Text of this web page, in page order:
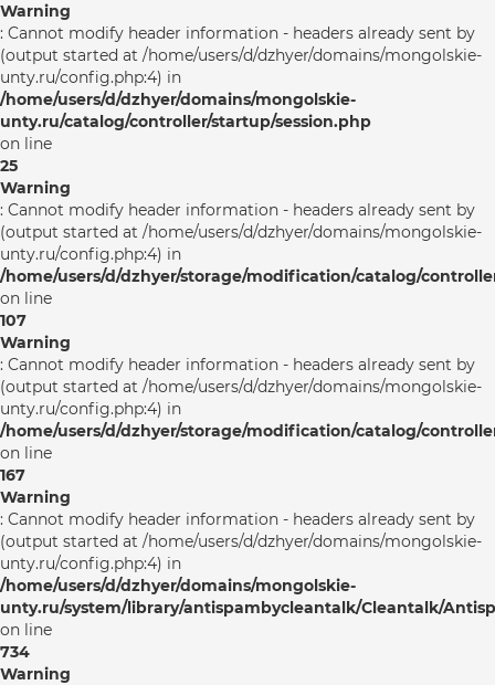
Warning
: Cannot modify header information - headers already sent by
(output started at /home/users/d/dzhyer/domains/mongolskie-
unty.ru/config.php:4) in
/home/users/d/dzhyer/domains/mongolskie-
unty.ru/catalog/controller/startup/session.php
on line
25
Warning
: Cannot modify header information - headers already sent by
(output started at /home/users/d/dzhyer/domains/mongolskie-
unty.ru/config.php:4) in
/home/users/d/dzhyer/storage/modification/catalog/
on line
107
Warning
: Cannot modify header information - headers already sent by
(output started at /home/users/d/dzhyer/domains/mongolskie-
unty.ru/config.php:4) in
/home/users/d/dzhyer/storage/modification/catalog/
on line
167
Warning
: Cannot modify header information - headers already sent by
(output started at /home/users/d/dzhyer/domains/mongolskie-
unty.ru/config.php:4) in
/home/users/d/dzhyer/domains/mongolskie-
unty.ru/system/library/antispambycleantalk/Cleantalk/
on line
734
Warning